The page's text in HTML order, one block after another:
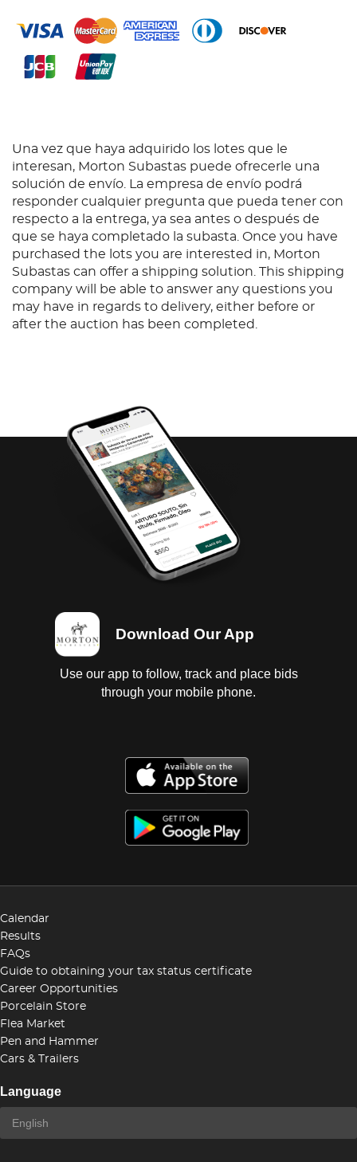
Una vez que haya adquirido los lotes que le
interesan, Morton Subastas puede ofrecerle una
solución de envío. La empresa de envío podrá
responder cualquier pregunta que pueda tener con
respecto a la entrega, ya sea antes o después de
que se haya completado la subasta. Once you have
purchased the lots you are interested in, Morton
Subastas can offer a shipping solution. This shipping
company will be able to answer any questions you
may have in regards to delivery, either before or
after the auction has been completed.
Download Our App
Use our app to follow, track and place bids
through your mobile phone.
Calendar
Results
FAQs
Guide to obtaining your tax status certificate
Career Opportunities
Porcelain Store
Flea Market
Pen and Hammer
Cars & Trailers
Language